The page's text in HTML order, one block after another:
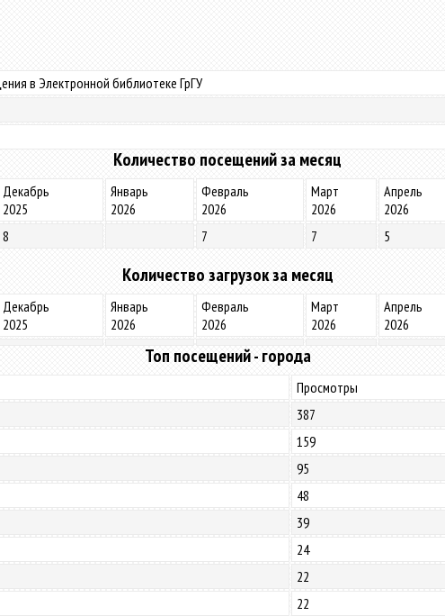
в Электронной библиотеке ГрГУ
Количество посещений за месяц
Декабрь
2025
Январь
2026
Февраль
2026
Март
2026
Апрель
2026
8 7 7 5
Количество загрузок за месяц
Декабрь
2025
Январь
2026
Февраль
2026
Март
2026
Апрель
2026
Топ посещений - города
Просмотры
387
159
95
48
39
24
22
22